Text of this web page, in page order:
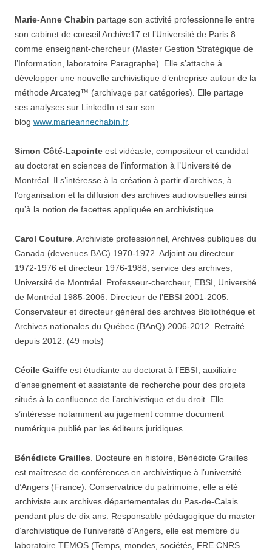
Marie-Anne Chabin partage son activité professionnelle entre
son cabinet de conseil Archive17 et l’Université de Paris 8
comme enseignant-chercheur (Master Gestion Stratégique de
l’Information, laboratoire Paragraphe). Elle s’attache à
développer une nouvelle archivistique d’entreprise autour de la
méthode Arcateg™ (archivage par catégories). Elle partage
ses analyses sur LinkedIn et sur son
blog www.marieannechabin.fr.
Simon Côté-Lapointe est vidéaste, compositeur et candidat
au doctorat en sciences de l’information à l’Université de
Montréal. Il s’intéresse à la création à partir d’archives, à
l’organisation et la diffusion des archives audiovisuelles ainsi
qu’à la notion de facettes appliquée en archivistique.
Carol Couture. Archiviste professionnel, Archives publiques du
Canada (devenues BAC) 1970-1972. Adjoint au directeur
1972-1976 et directeur 1976-1988, service des archives,
Université de Montréal. Professeur-chercheur, EBSI, Université
de Montréal 1985-2006. Directeur de l’EBSI 2001-2005.
Conservateur et directeur général des archives Bibliothèque et
Archives nationales du Québec (BAnQ) 2006-2012. Retraité
depuis 2012. (49 mots)
Cécile Gaiffe est étudiante au doctorat à l’EBSI, auxiliaire
d’enseignement et assistante de recherche pour des projets
situés à la confluence de l’archivistique et du droit. Elle
s’intéresse notamment au jugement comme document
numérique publié par les éditeurs juridiques.
Bénédicte Grailles. Docteure en histoire, Bénédicte Grailles
est maîtresse de conférences en archivistique à l’université
d’Angers (France). Conservatrice du patrimoine, elle a été
archiviste aux archives départementales du Pas-de-Calais
pendant plus de dix ans. Responsable pédagogique du master
d’archivistique de l’université d’Angers, elle est membre du
laboratoire TEMOS (Temps, mondes, sociétés, FRE CNRS